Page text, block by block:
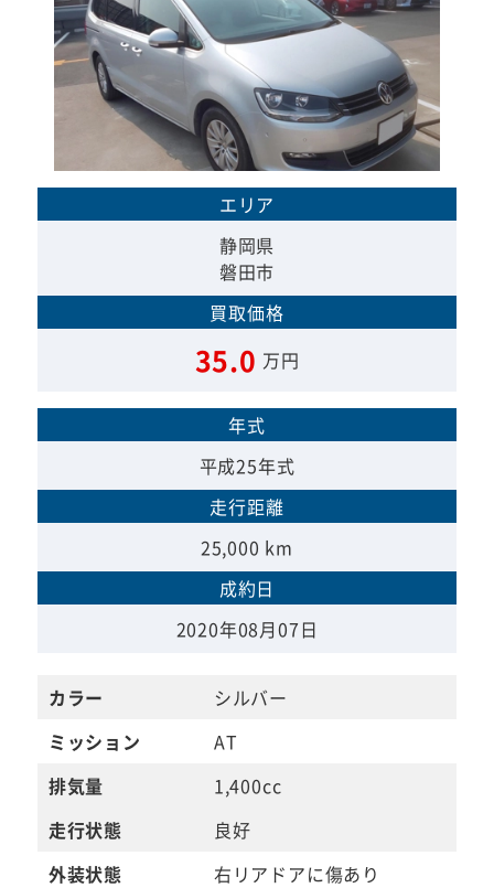
エリア
静岡県
磐田市
買取価格
35.0 万円
年式
平成25年式
走行距離
25,000 km
成約日
2020年08月07日
カラー
シルバー
ミッション
AT
排気量
1,400cc
走行状態
良好
外装状態
右リアドアに傷あり